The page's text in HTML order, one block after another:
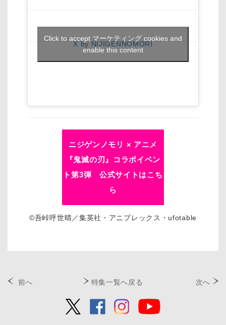
X by NIJIGENNOMORI
Click to accept マーケティング cookies and
enable this content
ニジゲンノモリ × アニメ
『鬼滅の刃』コラボイベン
ト第3弾 公式サイトはこち
ら
©吾峠呼世晴／集英社・アニプレックス・ufotable
前へ 特集一覧へ戻る 次へ